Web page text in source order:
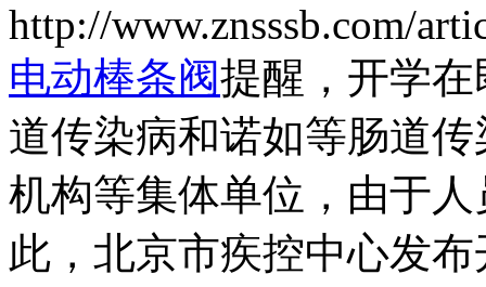
http://www.znsssb.com/
电动棒条阀提醒，开学
道传染病和诺如等肠道
机构等集体单位，由于
此，北京市疾控中心发